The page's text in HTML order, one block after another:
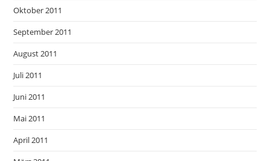
Oktober 2011
September 2011
August 2011
Juli 2011
Juni 2011
Mai 2011
April 2011